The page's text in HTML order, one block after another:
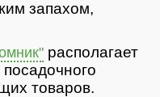
запахом,
располагает
товаров.